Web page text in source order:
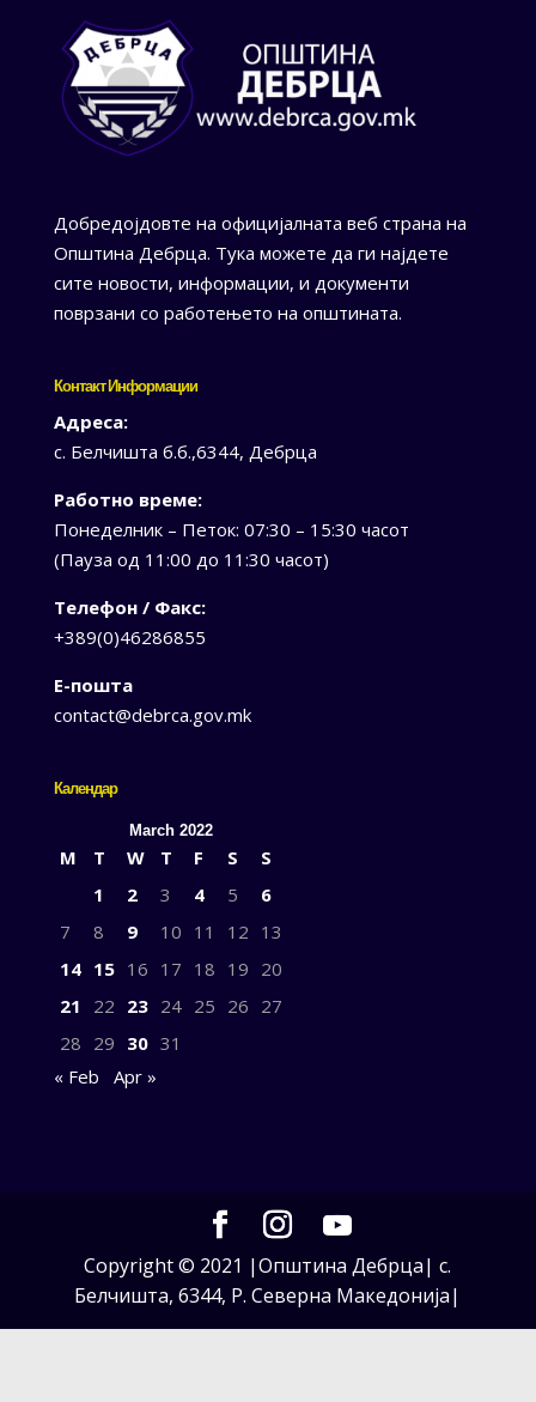
Добредојдовте на официјалната веб страна на
Општина Дебрца. Тука можете да ги најдете
сите новости, информации, и документи
поврзани со работењето на општината.
Контакт Информации
Адреса:
с. Белчишта б.б.,6344, Дебрца
Работно време:
Понеделник – Петок: 07:30 – 15:30 часот
(Пауза од 11:00 до 11:30 часот)
Телефон / Факс:
+389(0)46286855
Е-пошта
contact@debrca.gov.mk
Календар
March 2022
M T W T F S
S
1
2 3 4 5
6
7
8 9 10 11 12 13
14 15 16 17 18 19 20
21
22 23 24 25 26 27
28 29 30 31
« Feb
Apr »
Copyright © 2021 |Општина Дебрца| с.
Белчишта, 6344, Р. Северна Македонија|